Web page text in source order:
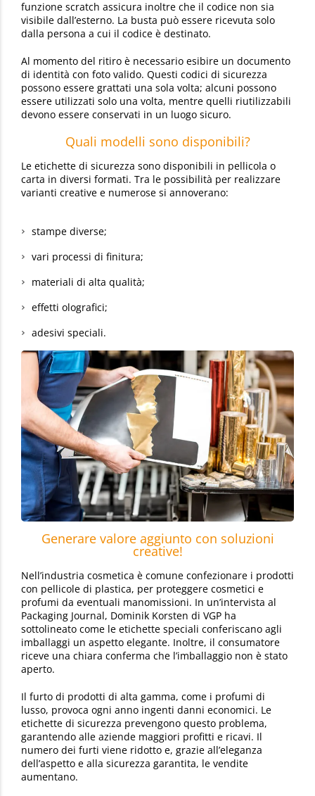
funzione scratch assicura inoltre che il codice non sia
visibile dall’esterno. La busta può essere ricevuta solo
dalla persona a cui il codice è destinato.
Al momento del ritiro è necessario esibire un documento
di identità con foto valido. Questi codici di sicurezza
possono essere grattati una sola volta; alcuni possono
essere utilizzati solo una volta, mentre quelli riutilizzabili
devono essere conservati in un luogo sicuro.
Quali modelli sono disponibili?
Le etichette di sicurezza sono disponibili in pellicola o
carta in diversi formati. Tra le possibilità per realizzare
varianti creative e numerose si annoverano:
stampe diverse;
vari processi di finitura;
materiali di alta qualità;
effetti olografici;
adesivi speciali.
Generare valore aggiunto con soluzioni
creative!
Nell’industria cosmetica è comune confezionare i prodotti
con pellicole di plastica, per proteggere cosmetici e
profumi da eventuali manomissioni. In un’intervista al
Packaging Journal, Dominik Korsten di VGP ha
sottolineato come le etichette speciali conferiscano agli
imballaggi un aspetto elegante. Inoltre, il consumatore
riceve una chiara conferma che l’imballaggio non è stato
aperto.
Il furto di prodotti di alta gamma, come i profumi di
lusso, provoca ogni anno ingenti danni economici. Le
etichette di sicurezza prevengono questo problema,
garantendo alle aziende maggiori profitti e ricavi. Il
numero dei furti viene ridotto e, grazie all’eleganza
dell’aspetto e alla sicurezza garantita, le vendite
aumentano.